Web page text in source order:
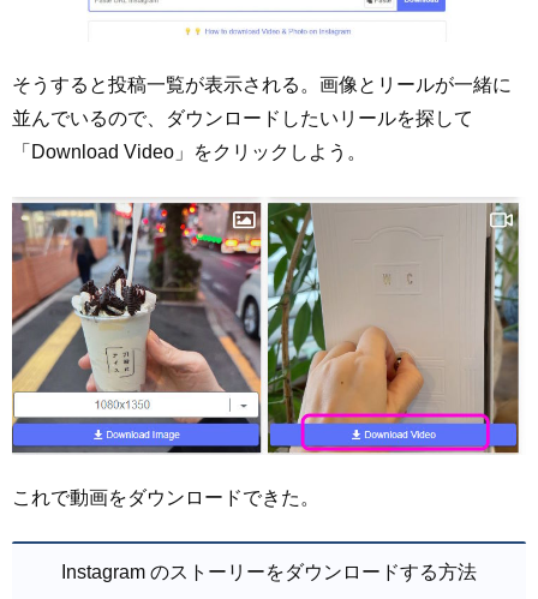
そうすると投稿一覧が表示される。画像とリールが一緒に
並んでいるので、ダウンロードしたいリールを探して
「Download Video」をクリックしよう。
これで動画をダウンロードできた。
Instagram のストーリーをダウンロードする方法